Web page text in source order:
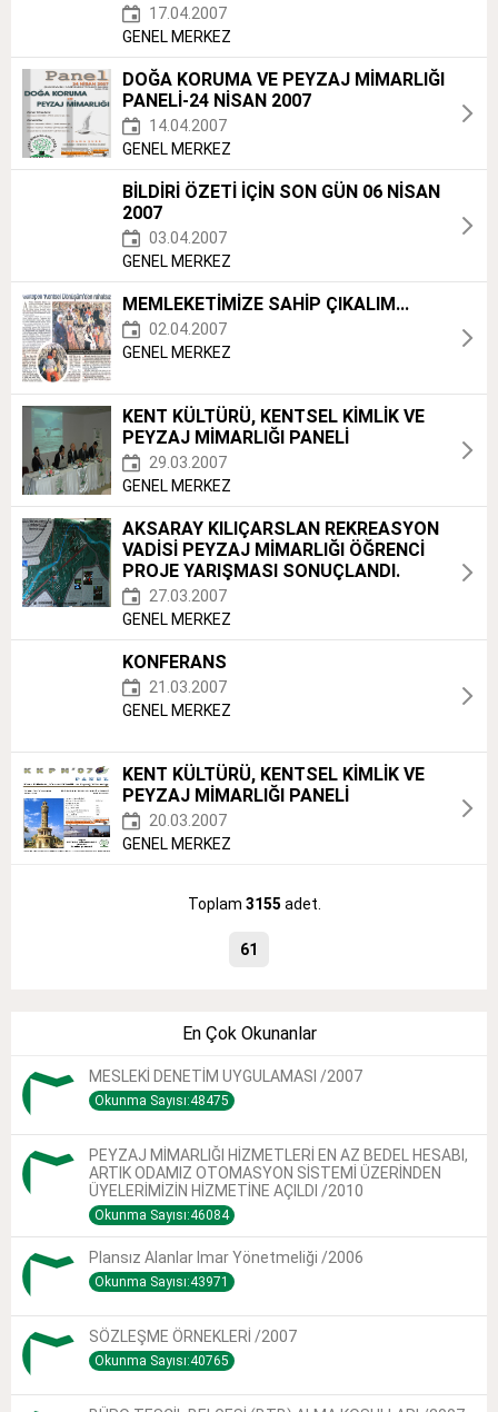
17.04.2007
GENEL MERKEZ
DOĞA KORUMA VE PEYZAJ MİMARLIĞI
PANELİ-24 NİSAN 2007
14.04.2007
GENEL MERKEZ
BİLDİRİ ÖZETİ İÇİN SON GÜN 06 NİSAN
2007
03.04.2007
GENEL MERKEZ
MEMLEKETİMİZE SAHİP ÇIKALIM...
02.04.2007
GENEL MERKEZ
KENT KÜLTÜRÜ, KENTSEL KİMLİK VE
PEYZAJ MİMARLIĞI PANELİ
29.03.2007
GENEL MERKEZ
AKSARAY KILIÇARSLAN REKREASYON
VADİSİ PEYZAJ MİMARLIĞI ÖĞRENCİ
PROJE YARIŞMASI SONUÇLANDI.
27.03.2007
GENEL MERKEZ
KONFERANS
21.03.2007
GENEL MERKEZ
KENT KÜLTÜRÜ, KENTSEL KİMLİK VE
PEYZAJ MİMARLIĞI PANELİ
20.03.2007
GENEL MERKEZ
Toplam 3155 adet.
61
En Çok Okunanlar
MESLEKİ DENETİM UYGULAMASI /2007
Okunma Sayısı:48475
PEYZAJ MİMARLIĞI HİZMETLERİ EN AZ BEDEL HESABI,
ARTIK ODAMIZ OTOMASYON SİSTEMİ ÜZERİNDEN
ÜYELERİMİZİN HİZMETİNE AÇILDI /2010
Okunma Sayısı:46084
Plansız Alanlar Imar Yönetmeliği /2006
Okunma Sayısı:43971
SÖZLEŞME ÖRNEKLERİ /2007
Okunma Sayısı:40765